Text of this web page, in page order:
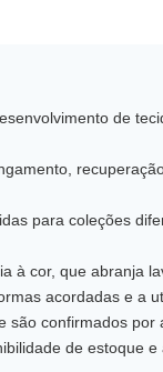
de
para coleções
à cor, que abranja
acordadas e a
são confirmados por
de estoque